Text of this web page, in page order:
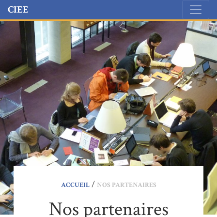
Accéder directement au contenu
CIEE
ACCUEIL/ NOS PARTENAIRES
Nos partenaires